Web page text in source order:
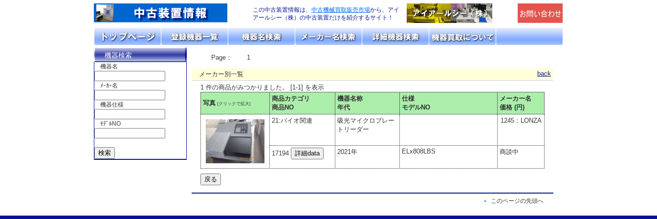
この中古装置情報は、 中古機械買取販売市場から、アイ
アールシー（株）の中古装置だけを紹介するサイト！
機器検索
機器名
ﾒｰｶｰ名
機器仕様
ﾓﾃﾞﾙNO
Page： 1
back
メーカー別一覧
1 件の商品がみつかりました。 [1-1] を表示
写真 (クリックで拡大)
商品カテゴリ
商品NO
機器名称
年代
仕様
モデルNO
メーカー名
価格 (円)
21:バイオ関連
吸光マイクロプレー
トリーダー
1245：LONZA
17194 2021年 ELx808LBS 商談中
このページの先頭へ